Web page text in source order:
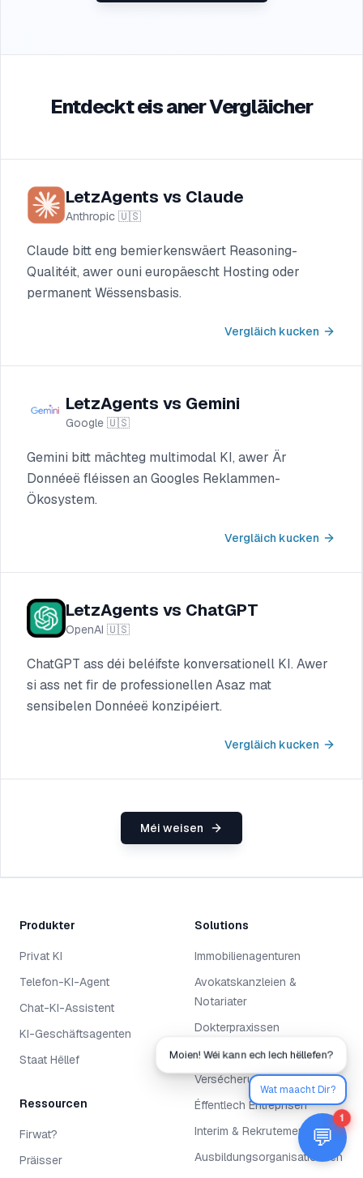
Entdeckt eis aner Vergläicher
LetzAgents vs Claude
Anthropic 🇺🇸
Claude bitt eng bemierkenswäert Reasoning-
Qualitéit, awer ouni europäescht Hosting oder
permanent Wëssensbasis.
Vergläich kucken
LetzAgents vs Gemini
Google 🇺🇸
Gemini bitt mächteg multimodal KI, awer Är
Donnéeë fléissen an Googles Reklammen-
Ökosystem.
Vergläich kucken
LetzAgents vs ChatGPT
OpenAI 🇺🇸
ChatGPT ass déi beléifste konversationell KI. Awer
si ass net fir de professionellen Asaz mat
sensibelen Donnéeë konzipéiert.
Vergläich kucken
Méi weisen
Produkter
Privat KI
Telefon-KI-Agent
Chat-KI-Assistent
KI-Geschäftsagenten
Staat Hëllef
Ressourcen
Firwat?
Präisser
Solutions
Immobilienagenturen
Avokatskanzleien &
Notariater
Dokterpraxissen
Comptabelen & Fiduciairën
Versécherungsmakler
Éffentlech Entreprisen
Interim & Rekrutement
Ausbildungsorganisatiounen
💬
1
Moien! Wéi kann ech Iech hëllefen?
Wat maacht Dir?